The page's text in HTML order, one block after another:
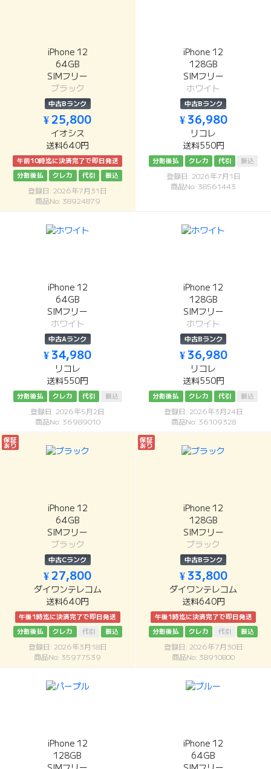
iPhone 12
64GB
SIMフリー
ブラック
中古Bランク
¥ 25,800
イオシス
送料640円
午前10時迄に決済完了で即日発送
分割後払
クレカ 代引 振込
登録日: 2026年7月31日
商品No: 38924879
iPhone 12
128GB
SIMフリー
ホワイト
中古Bランク
¥ 36,980
リコレ
送料550円
分割後払 クレカ 代引 振込
登録日: 2026年7月1日
商品No: 38561443
iPhone 12
64GB
SIMフリー
ホワイト
中古Aランク
¥ 34,980
リコレ
送料550円
分割後払 クレカ 代引 振込
登録日: 2026年5月2日
商品No: 36989010
iPhone 12
128GB
SIMフリー
ホワイト
中古Bランク
¥ 36,980
リコレ
送料550円
分割後払 クレカ 代引 振込
登録日: 2026年3月24日
商品No: 36109328
保証
あり
iPhone 12
64GB
SIMフリー
ブラック
中古Cランク
¥ 27,800
ダイワンテレコム
送料640円
午後1時迄に決済完了で即日発送
分割後払
クレカ 代引 振込
登録日: 2026年3月18日
商品No: 35977539
保証
あり
iPhone 12
128GB
SIMフリー
ブラック
中古Bランク
¥ 33,800
ダイワンテレコム
送料640円
午後1時迄に決済完了で即日発送
分割後払
クレカ 代引 振込
登録日: 2026年7月30日
商品No: 38910800
iPhone 12
128GB
iPhone 12
64GB